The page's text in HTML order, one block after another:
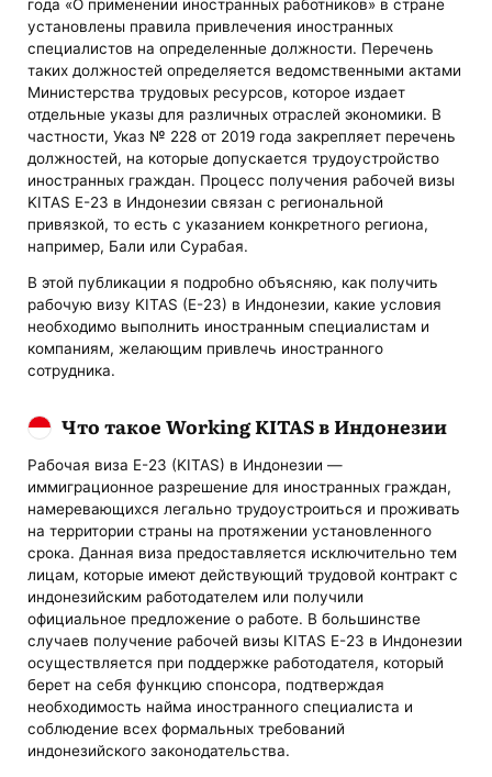
года «О применении иностранных работников» в стране
установлены правила привлечения иностранных
специалистов на определенные должности. Перечень
таких должностей определяется ведомственными актами
Министерства трудовых ресурсов, которое издает
отдельные указы для различных отраслей экономики. В
частности, Указ № 228 от 2019 года закрепляет перечень
должностей, на которые допускается трудоустройство
иностранных граждан. Процесс получения рабочей визы
KITAS E-23 в Индонезии связан с региональной
привязкой, то есть с указанием конкретного региона,
например, Бали или Сурабая.
В этой публикации я подробно объясняю, как получить
рабочую визу KITAS (E-23) в Индонезии, какие условия
необходимо выполнить иностранным специалистам и
компаниям, желающим привлечь иностранного
сотрудника.
Что такое Working KITAS в Индонезии
Рабочая виза E-23 (KITAS) в Индонезии —
иммиграционное разрешение для иностранных граждан,
намеревающихся легально трудоустроиться и проживать
на территории страны на протяжении установленного
срока. Данная виза предоставляется исключительно тем
лицам, которые имеют действующий трудовой контракт с
индонезийским работодателем или получили
официальное предложение о работе. В большинстве
случаев получение рабочей визы KITAS E-23 в Индонезии
осуществляется при поддержке работодателя, который
берет на себя функцию спонсора, подтверждая
необходимость найма иностранного специалиста и
соблюдение всех формальных требований
индонезийского законодательства.